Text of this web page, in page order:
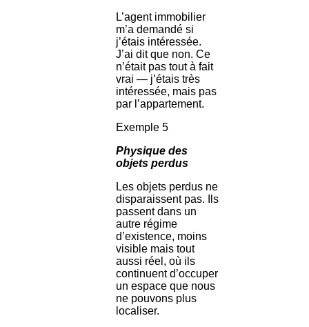
L’agent immobilier
m’a demandé si
j’étais intéressée.
J’ai dit que non. Ce
n’était pas tout à fait
vrai — j’étais très
intéressée, mais pas
par l’appartement.
Exemple 5
Physique des
objets perdus
Les objets perdus ne
disparaissent pas. Ils
passent dans un
autre régime
d’existence, moins
visible mais tout
aussi réel, où ils
continuent d’occuper
un espace que nous
ne pouvons plus
localiser.